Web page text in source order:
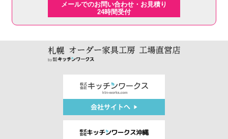
メールでのお問い合わせ・お見積り
24時間受付